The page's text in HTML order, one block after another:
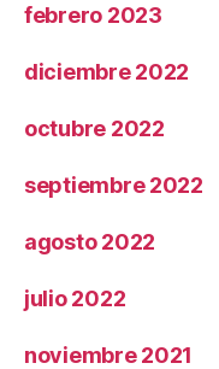
febrero 2023
diciembre 2022
octubre 2022
septiembre 2022
agosto 2022
julio 2022
noviembre 2021